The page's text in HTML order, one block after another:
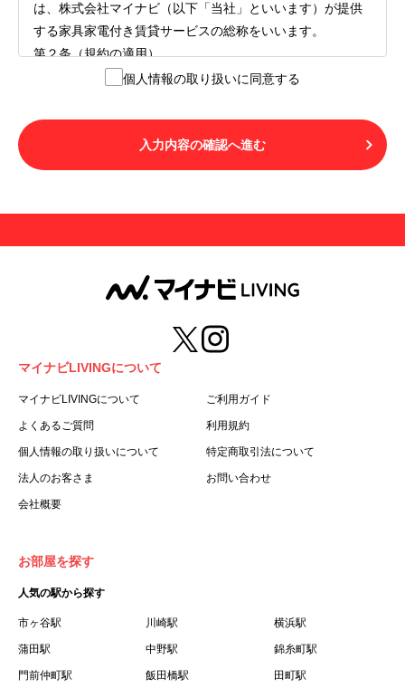
は、株式会社マイナビ（以下「当社」といいます）が提供
する家具家電付き賃貸サービスの総称をいいます。
第２条（規約の適用）
１.本サービスを利用する者（以下「利用者」といいます）
LIVINGご契約にあたり取得する個人情報の取り扱いについ
て」の内容をすべて承諾したものとみなされます。不承諾
の意思表示は、本サービスを利用しないことをもってのみ
用することはできません。
第３条（用語の定義）
１.「本サ―ビス」とは、第１章第１条で規定する当社が運
営するマイナビLIVINGを意味します。
２.「利用者」とは、第１章第２条に規定する本サービスを
利用する個人を意味します。
３.「本サイト」とは、当社が運営する本サービスに関する
ます。
５.「会員」とは、第２章第１条に基づき会員登録が完了し
た個人を意味します。
録した情報、本サービス利用中に当社が登録を求めた情報
った場合の当該情報を意味します。
７.「本会員制度」とは、会員による本サービスの利用の促
進を目的とした会員制度を意味します。
個人情報の取り扱いに同意する
入力内容の確認へ進む
マイナビLIVINGについて
マイナビLIVINGについて ご利用ガイド
よくあるご質問 利用規約
個人情報の取り扱いについて 特定商取引法について
法人のお客さま お問い合わせ
会社概要
お部屋を探す
人気の駅から探す
市ヶ谷駅 川崎駅 横浜駅
蒲田駅 中野駅 錦糸町駅
門前仲町駅 飯田橋駅 田町駅